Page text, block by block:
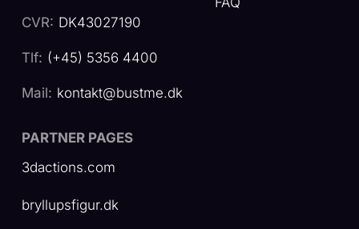
CVR: DK43027190
Tlf: (+45) 5356 4400
Mail: kontakt@bustme.dk
PARTNER PAGES
3dactions.com
bryllupsfigur.dk